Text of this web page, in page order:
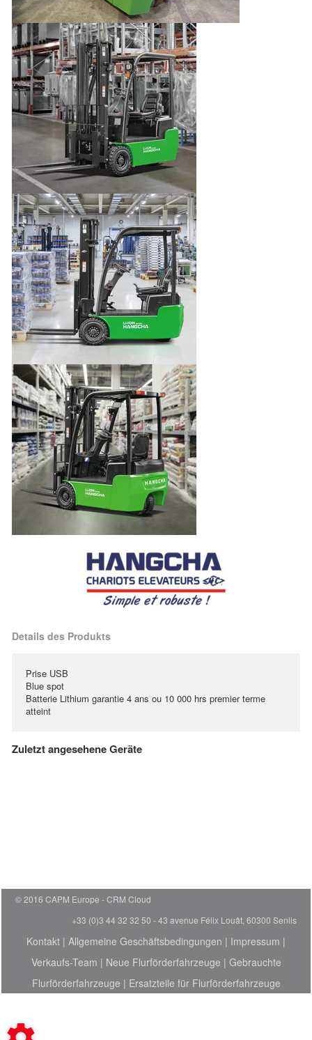
Details des Produkts
Prise USB
Blue spot
Batterie Lithium garantie 4 ans ou 10 000 hrs premier terme
atteint
Zuletzt angesehene Geräte
© 2016 CAPM Europe
CRM Cloud
+33 (0)3 44 32 32 50 - 43 avenue Félix Louât, 60300 Senlis
Kontakt | Allgemeine Geschäftsbedingungen | Impressum |
Verkaufs-Team | Neue Flurförderfahrzeuge | Gebrauchte
Flurförderfahrzeuge | Ersatzteile für Flurförderfahrzeuge